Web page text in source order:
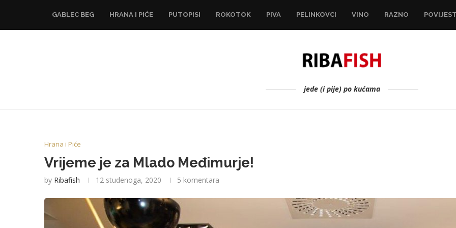
GABLEC BEG HRANA I PIĆE PUTOPISI ROKOTOK PIVA PELINKOVCI VINO RAZNO
jede (i pije) po kućama
Hrana i Piće
Vrijeme je za Mlado Međimurje!
by Ribafish 12 studenoga, 2020 5 komentara